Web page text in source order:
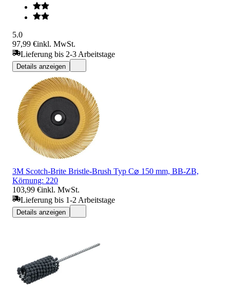
5.0
97,99 €inkl. MwSt.
Lieferung bis 2-3 Arbeitstage
Details anzeigen
3M Scotch-Brite Bristle-Brush Typ C⌀ 150 mm, BB-ZB,
Körnung: 220
103,99 €inkl. MwSt.
Lieferung bis 1-2 Arbeitstage
Details anzeigen